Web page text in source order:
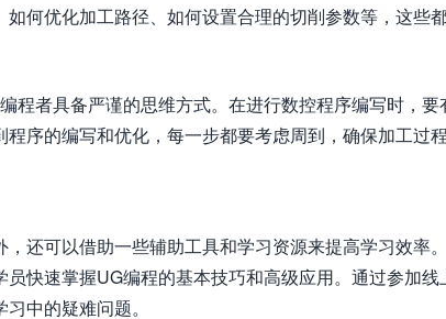
何优化加工路径、如何设置合理的切削参数等，这些
程者具备严谨的思维方式。在进行数控程序编写时，要
序的编写和优化，每一步都要考虑周到，确保加工过程
还可以借助一些辅助工具和学习资源来提高学习效率
快速掌握UG编程的基本技巧和高级应用。通过参加线
中的疑难问题。